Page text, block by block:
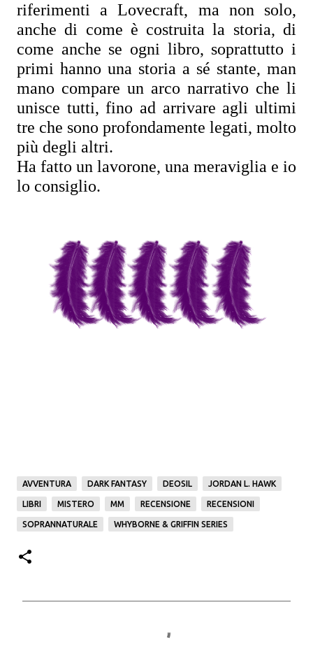
riferimenti a Lovecraft, ma non solo,
anche di come è costruita la storia, di
come anche se ogni libro, soprattutto i
primi hanno una storia a sé stante, man
mano compare un arco narrativo che li
unisce tutti, fino ad arrivare agli ultimi
tre che sono profondamente legati, molto
più degli altri.
Ha fatto un lavorone, una meraviglia e io
lo consiglio.
AVVENTURA DARK FANTASY DEOSIL JORDAN L. HAWK
LIBRI MISTERO MM RECENSIONE RECENSIONI
SOPRANNATURALE WHYBORNE & GRIFFIN SERIES